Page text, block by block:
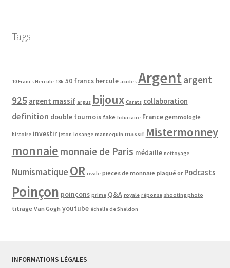
Tags
10 Francs Hercule 18k 50 francs hercule acides Argentargent
925 argent massif argus bijoux Carats collaboration
definition double tournois fake fiduciaire France gemmologie
histoire investir jeton losange mannequin massif Mistermonney
monnaie monnaie de Paris médaille nettoyage
Numismatique OR ovale pieces de monnaie plaqué or Podcasts
Poinçon poinçons prime Q&A royale réponse shooting photo
titrage Van Gogh youtube échelle de Sheldon
INFORMATIONS LÉGALES